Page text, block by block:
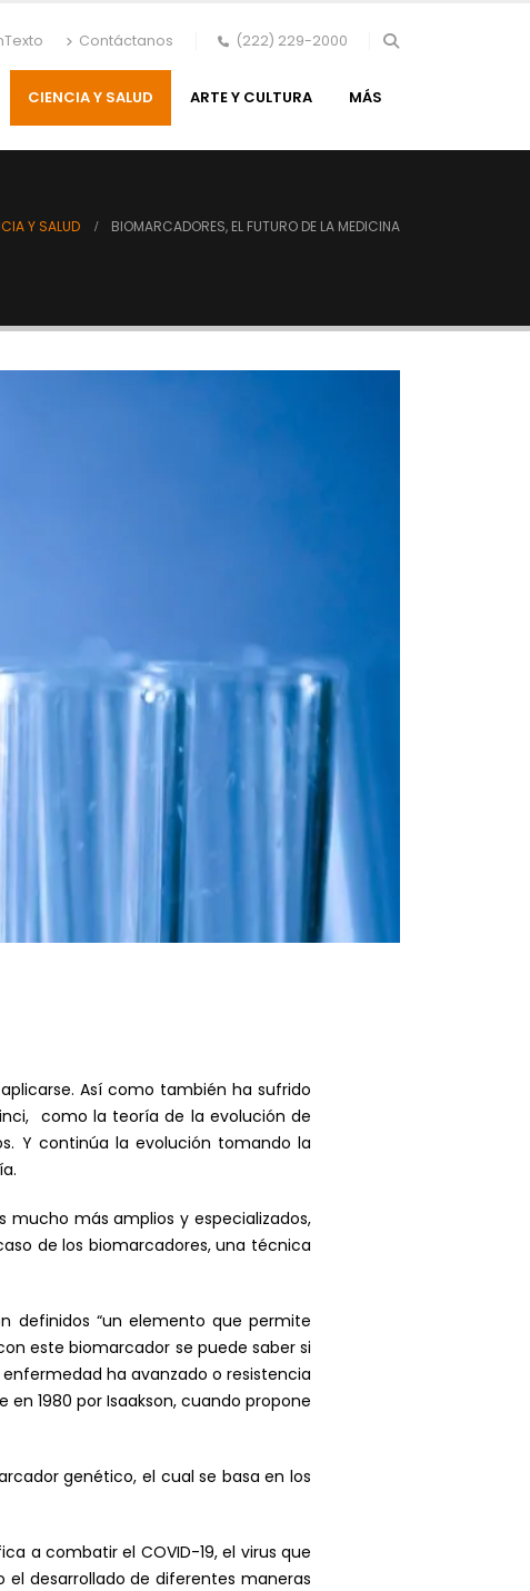
Contáctanos (222) 229-2000
CIENCIA Y SALUD ARTE Y CULTURA MÁS
Y SALUD BIOMARCADORES, EL FUTURO DE LA MEDICINA
Así como también ha sufrido
como la teoría de la evolución de
Y continúa la evolución tomando la
mucho más amplios y especializados,
de los biomarcadores, una técnica
definidos “un elemento que permite
este biomarcador se puede saber si
ha avanzado o resistencia
1980 por Isaakson, cuando propone
genético, el cual se basa en los
a combatir el COVID-19, el virus que
desarrollado de diferentes maneras